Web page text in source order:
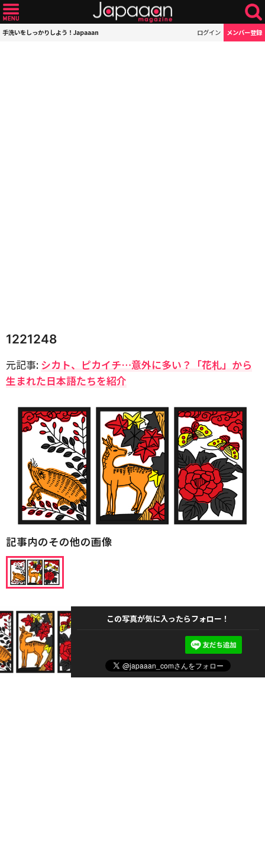
手洗いをしっかりしよう！Japaaan ログイン メンバー登録
1221248
元記事: シカト、ピカイチ…意外に多い？「花札」から
生まれた日本語たちを紹介
記事内のその他の画像
この写真が気に入ったらフォロー！